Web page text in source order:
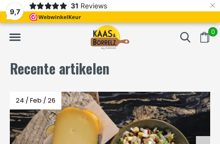
9,7
31 Reviews ×
0
Vers van het mes en gevacumeerd Vaak volgende
Recente artikelen
24 / Feb / 26